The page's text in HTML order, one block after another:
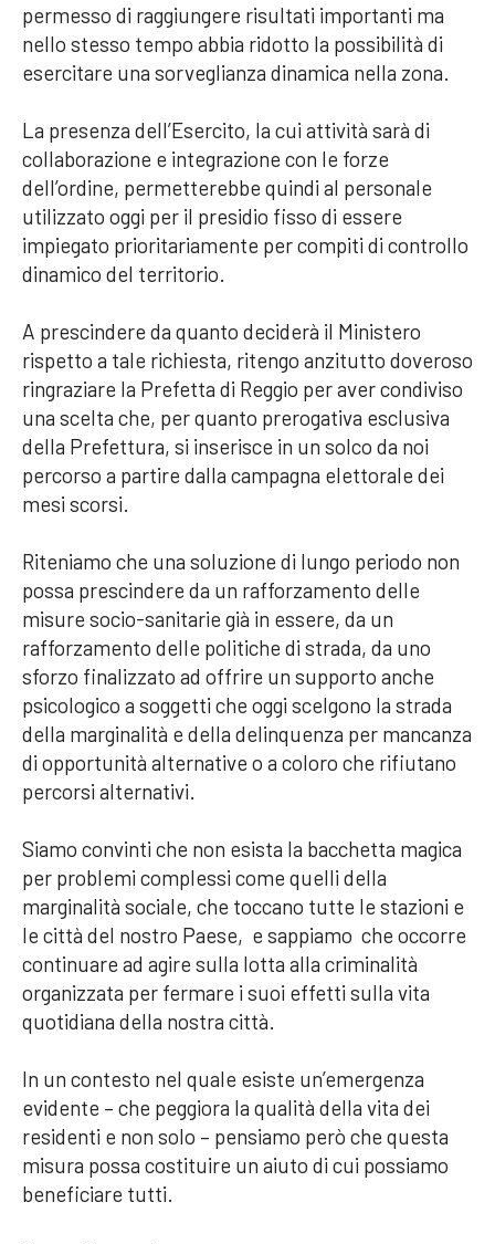
permesso di raggiungere risultati importanti ma
nello stesso tempo abbia ridotto la possibilità di
esercitare una sorveglianza dinamica nella zona.
La presenza dell’Esercito, la cui attività sarà di
collaborazione e integrazione con le forze
dell’ordine, permetterebbe quindi al personale
utilizzato oggi per il presidio fisso di essere
impiegato prioritariamente per compiti di controllo
dinamico del territorio.
A prescindere da quanto deciderà il Ministero
rispetto a tale richiesta, ritengo anzitutto doveroso
ringraziare la Prefetta di Reggio per aver condiviso
una scelta che, per quanto prerogativa esclusiva
della Prefettura, si inserisce in un solco da noi
percorso a partire dalla campagna elettorale dei
mesi scorsi.
Riteniamo che una soluzione di lungo periodo non
possa prescindere da un rafforzamento delle
misure socio-sanitarie già in essere, da un
rafforzamento delle politiche di strada, da uno
sforzo finalizzato ad offrire un supporto anche
psicologico a soggetti che oggi scelgono la strada
della marginalità e della delinquenza per mancanza
di opportunità alternative o a coloro che rifiutano
percorsi alternativi.
Siamo convinti che non esista la bacchetta magica
per problemi complessi come quelli della
marginalità sociale, che toccano tutte le stazioni e
le città del nostro Paese, e sappiamo che occorre
continuare ad agire sulla lotta alla criminalità
organizzata per fermare i suoi effetti sulla vita
quotidiana della nostra città.
In un contesto nel quale esiste un’emergenza
evidente – che peggiora la qualità della vita dei
residenti e non solo – pensiamo però che questa
misura possa costituire un aiuto di cui possiamo
beneficiare tutti.